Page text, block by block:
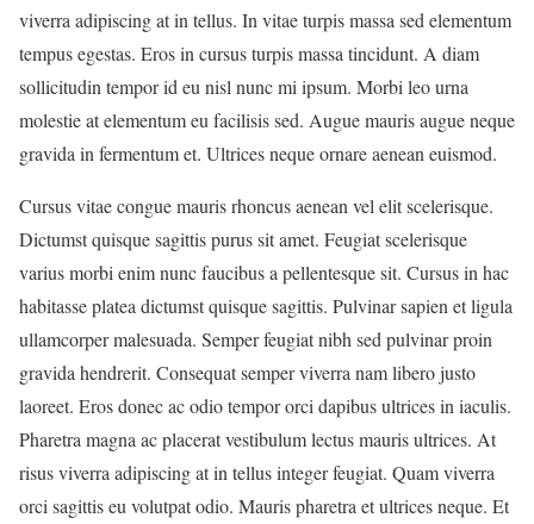
viverra adipiscing at in tellus. In vitae turpis massa sed elementum
tempus egestas. Eros in cursus turpis massa tincidunt. A diam
sollicitudin tempor id eu nisl nunc mi ipsum. Morbi leo urna
molestie at elementum eu facilisis sed. Augue mauris augue neque
gravida in fermentum et. Ultrices neque ornare aenean euismod.
Cursus vitae congue mauris rhoncus aenean vel elit scelerisque.
Dictumst quisque sagittis purus sit amet. Feugiat scelerisque
varius morbi enim nunc faucibus a pellentesque sit. Cursus in hac
habitasse platea dictumst quisque sagittis. Pulvinar sapien et ligula
ullamcorper malesuada. Semper feugiat nibh sed pulvinar proin
gravida hendrerit. Consequat semper viverra nam libero justo
laoreet. Eros donec ac odio tempor orci dapibus ultrices in iaculis.
Pharetra magna ac placerat vestibulum lectus mauris ultrices. At
risus viverra adipiscing at in tellus integer feugiat. Quam viverra
orci sagittis eu volutpat odio. Mauris pharetra et ultrices neque. Et